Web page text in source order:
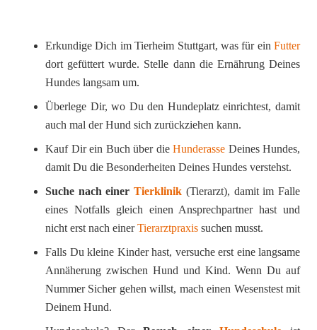
Erkundige Dich im Tierheim Stuttgart, was für ein Futter
dort gefüttert wurde. Stelle dann die Ernährung Deines
Hundes langsam um.
Überlege Dir, wo Du den Hundeplatz einrichtest, damit
auch mal der Hund sich zurückziehen kann.
Kauf Dir ein Buch über die Hunderasse Deines Hundes,
damit Du die Besonderheiten Deines Hundes verstehst.
Suche nach einerTierklinik (Tierarzt), damit im Falle
eines Notfalls gleich einen Ansprechpartner hast und
nicht erst nach einerTierarztpraxis suchen musst.
Falls Du kleine Kinder hast, versuche erst eine langsame
Annäherung zwischen Hund und Kind. Wenn Du auf
Nummer Sicher gehen willst, mach einen Wesenstest mit
Deinem Hund.